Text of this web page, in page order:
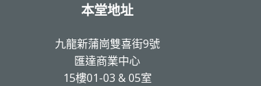
本堂地址
九龍新蒲崗雙喜街9號
匯達商業中心
15樓01-03 & 05室